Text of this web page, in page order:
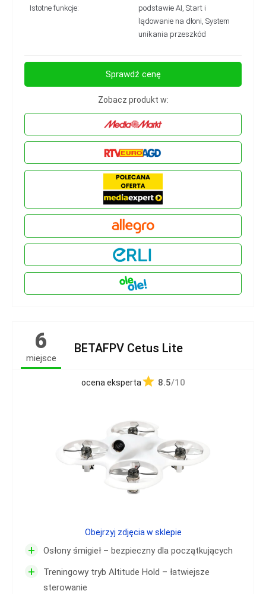
Istotne funkcje:
podstawie AI, Start i
lądowanie na dłoni, System
unikania przeszkód
Sprawdź cenę
Zobacz produkt w:
6
miejsce
BETAFPV Cetus Lite
ocena eksperta 8.5/10
+ Osłony śmigieł – bezpieczny dla początkujących
+
Treningowy tryb Altitude Hold – łatwiejsze
sterowanie
Obejrzyj zdjęcia w sklepie